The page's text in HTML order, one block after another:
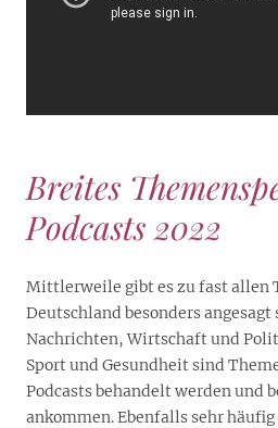
Breites
Podcasts 2022
Mittlerweile gibt es zu fast allen
Deutschland besonders
Nachrichten, Wirtschaft und
Sport und Gesundheit sind
Podcasts behandelt werden und
ankommen. Ebenfalls sehr